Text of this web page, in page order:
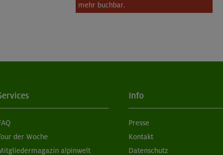
mehr buchbar.
der Woche
alpinwelt
Info
Presse
Kontakt
Datenschutz